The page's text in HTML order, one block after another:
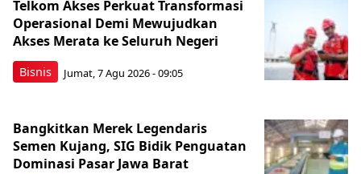
Bisnis
Telkom Akses Perkuat Transformasi
Operasional Demi Mewujudkan
Akses Merata ke Seluruh Negeri
Jumat, 7 Agu 2026 - 09:05
Bangkitkan Merek Legendaris
Semen Kujang, SIG Bidik Penguatan
Dominasi Pasar Jawa Barat